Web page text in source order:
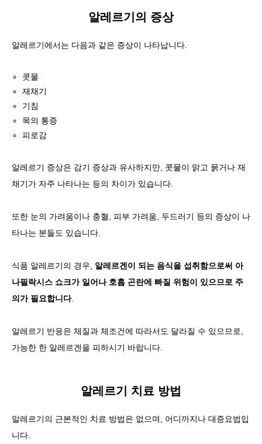
알레르기의 증상
알레르기에서는 다음과 같은 증상이 나타납니다.
콧물
재채기
기침
목의 통증
피로감
알레르기 증상은 감기 증상과 유사하지만, 콧물이 맑고 묽거나 재
채기가 자주 나타나는 등의 차이가 있습니다
또한 눈의 가려움이나 충혈, 피부 가려움, 두드러기 등의 증상이 나
타나는 분들도 있습니다.
식품 알레르기의 경우, 알레르겐이 되는 음식을 섭취함으로써 아
나필락시스 쇼크가 일어나 호흡 곤란에 빠질 위험이 있으므로 주
의가 필요합니다.
알레르기 반응은 체질과 체조건에 따라서도 달라질 수 있으므로,
가능한 한 알레르겐을 피하시기 바랍니다.
알레르기 치료 방법
알레르기의 근본적인 치료 방법은 없으며, 어디까지나 대증요법입
니다.